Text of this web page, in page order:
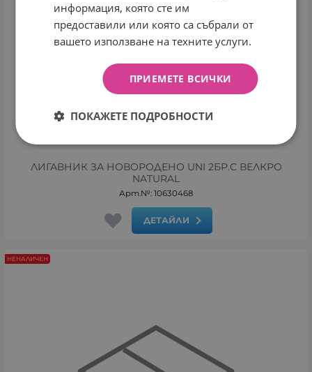
ЛИГАВНИК ЗА НОВОРОДЕНО UNI 2БР.С ВЕЛКРО
NATURAL
Арт.№: 10630468
ДЕТАЙЛИ
НЕНАЛИЧЕН
информация, която сте им
предоставили или която са събрали от
вашето използване на техните услуги.
ПРИЕМЕТЕ ВСИЧКИ
ПОКАЖЕТЕ ПОДРОБНОСТИ